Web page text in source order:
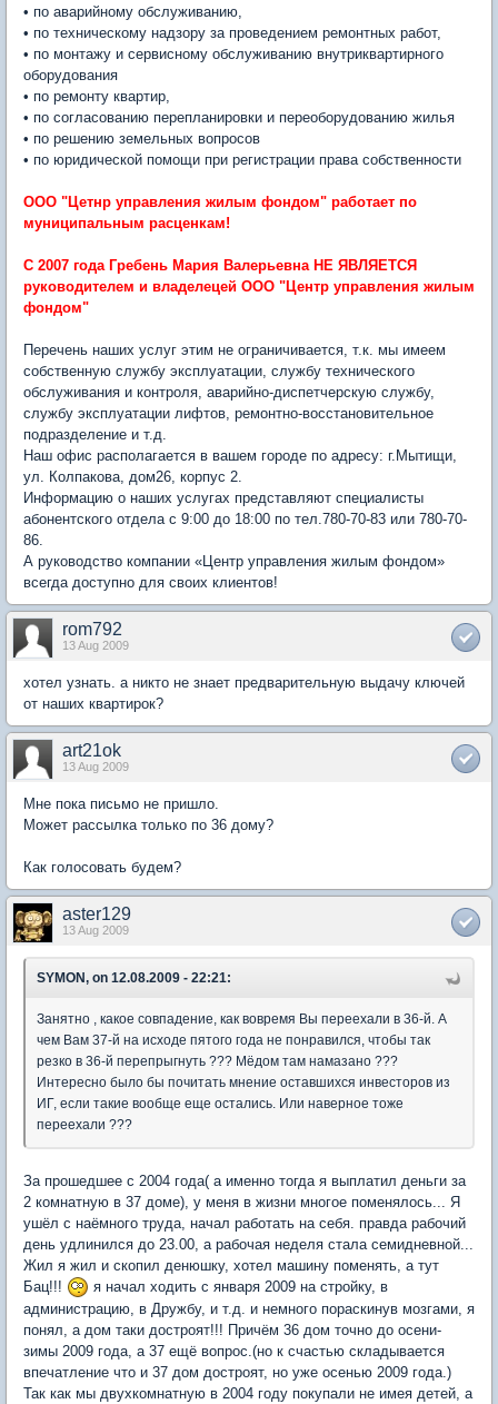
• по аварийному обслуживанию,
• по техническому надзору за проведением ремонтных работ,
• по монтажу и сервисному обслуживанию внутриквартирного
оборудования
• по ремонту квартир,
• по согласованию перепланировки и переоборудованию жилья
• по решению земельных вопросов
• по юридической помощи при регистрации права собственности
ООО "Цетнр управления жилым фондом" работает по
муниципальным расценкам!
С 2007 года Гребень Мария Валерьевна НЕ ЯВЛЯЕТСЯ
руководителем и владелецей ООО "Центр управления жилым
фондом"
Перечень наших услуг этим не ограничивается, т.к. мы имеем
собственную службу эксплуатации, службу технического
обслуживания и контроля, аварийно-диспетчерскую службу,
службу эксплуатации лифтов, ремонтно-восстановительное
подразделение и т.д.
Наш офис располагается в вашем городе по адресу: г.Мытищи,
ул. Колпакова, дом26, корпус 2.
Информацию о наших услугах представляют специалисты
абонентского отдела с 9:00 до 18:00 по тел.780-70-83 или 780-70-
86.
А руководство компании «Центр управления жилым фондом»
всегда доступно для своих клиентов!
rom792
13 Aug 2009
хотел узнать. а никто не знает предварительную выдачу ключей
от наших квартирок?
art21ok
13 Aug 2009
Мне пока письмо не пришло.
Может рассылка только по 36 дому?
Как голосовать будем?
aster129
13 Aug 2009
SYMON, on 12.08.2009 - 22:21:
Занятно , какое совпадение, как вовремя Вы переехали в 36-й. А
чем Вам 37-й на исходе пятого года не понравился, чтобы так
резко в 36-й перепрыгнуть ??? Мёдом там намазано ???
Интересно было бы почитать мнение оставшихся инвесторов из
ИГ, если такие вообще еще остались. Или наверное тоже
переехали ???
За прошедшее с 2004 года( а именно тогда я выплатил деньги за
2 комнатную в 37 доме), у меня в жизни многое поменялось... Я
ушёл с наёмного труда, начал работать на себя. правда рабочий
день удлинился до 23.00, а рабочая неделя стала семидневной...
Жил я жил и скопил денюшку, хотел машину поменять, а тут
Бац!!!
я начал ходить с января 2009 на стройку, в
администрацию, в Дружбу, и т.д. и немного пораскинув мозгами, я
понял, а дом таки достроят!!! Причём 36 дом точно до осени-
зимы 2009 года, а 37 ещё вопрос.(но к счастью складывается
впечатление что и 37 дом достроят, но уже осенью 2009 года.)
Так как мы двухкомнатную в 2004 году покупали не имея детей, а